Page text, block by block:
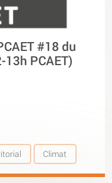
#18 du
13h PCAET)
Climat